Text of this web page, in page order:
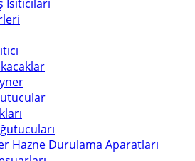
Hazne Durulama Aparatları